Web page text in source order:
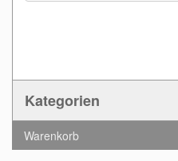
Kategorien
Warenkorb